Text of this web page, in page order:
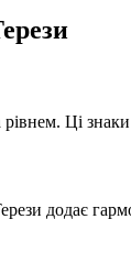
рівнем. Ці
додає